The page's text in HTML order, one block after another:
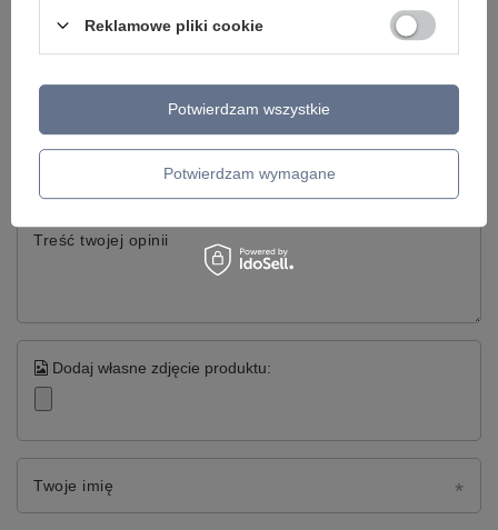
Napisz swoją opinię
Twoja ocena:
5/5
Treść twojej opinii
Dodaj własne zdjęcie produktu:
Twoje imię
Reklamowe pliki cookie
Potwierdzam wymagane
Potwierdzam wszystkie